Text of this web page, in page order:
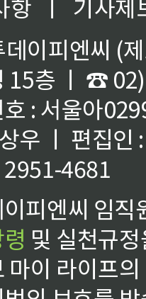
항
ㅣ
기사제
이피엔씨 (
15층 ㅣ ☎
: 서울아
우 ㅣ 편집인
2951-4681
피엔씨 임
및 실천규
마이 라이프